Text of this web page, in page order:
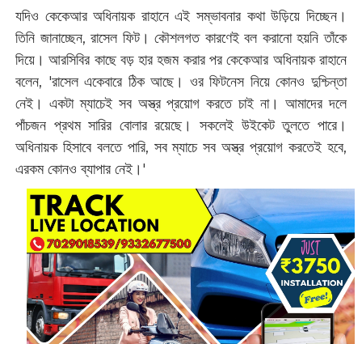
যদিও কেকেআর অধিনায়ক রাহানে এই সম্ভাবনার কথা উড়িয়ে দিচ্ছেন।
তিনি জানাচ্ছেন, রাসেল ফিট। কৌশলগত কারণেই বল করানো হয়নি তাঁকে
দিয়ে। আরসিবির কাছে বড় হার হজম করার পর কেকেআর অধিনায়ক রাহানে
বলেন, 'রাসেল একেবারে ঠিক আছে। ওর ফিটনেস নিয়ে কোনও দুশ্চিন্তা
নেই। একটা ম্যাচেই সব অস্ত্র প্রয়োগ করতে চাই না। আমাদের দলে
পাঁচজন প্রথম সারির বোলার রয়েছে। সকলেই উইকেট তুলতে পারে।
অধিনায়ক হিসাবে বলতে পারি, সব ম্যাচে সব অস্ত্র প্রয়োগ করতেই হবে,
এরকম কোনও ব্যাপার নেই।'